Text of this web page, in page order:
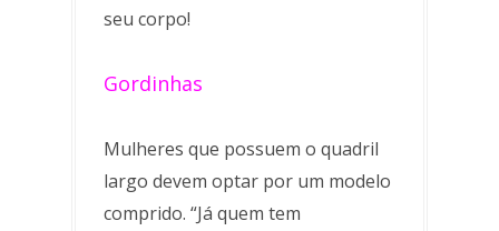
seu corpo!
Gordinhas
Mulheres que possuem o quadril
largo devem optar por um modelo
comprido. “Já quem tem